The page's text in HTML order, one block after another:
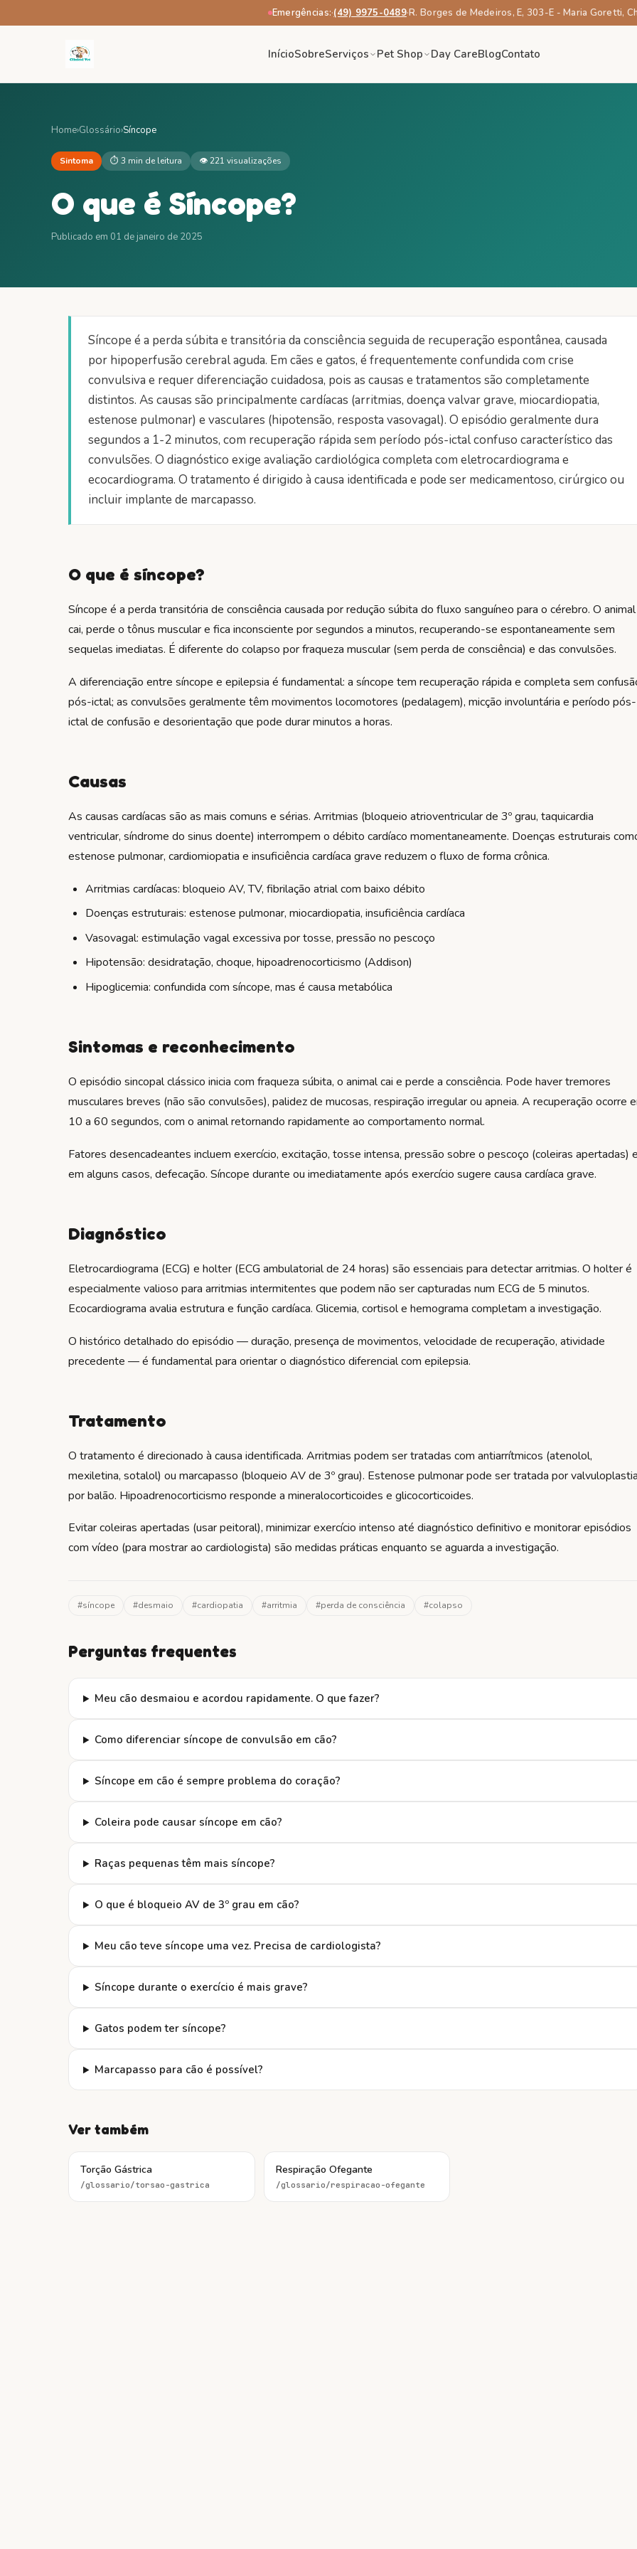
Emergências:·(49) 9975-0489·R. Borges de Medeiros, E, 303-E - Maria Goretti,
InícioSobreServiços Pet Shop Day CareBlogContato
Home›Glossário›Síncope
Sintoma ⏱ 3 min de leitura 👁221 visualizações
O que é Síncope?
Publicado em 01 de janeiro de 2025
Síncope é a perda súbita e transitória da consciência seguida de recuperação espontânea, causada
por hipoperfusão cerebral aguda. Em cães e gatos, é frequentemente confundida com crise
convulsiva e requer diferenciação cuidadosa, pois as causas e tratamentos são completamente
distintos. As causas são principalmente cardíacas (arritmias, doença valvar grave, miocardiopatia,
estenose pulmonar) e vasculares (hipotensão, resposta vasovagal). O episódio geralmente dura
segundos a 1-2 minutos, com recuperação rápida sem período pós-ictal confuso característico das
convulsões. O diagnóstico exige avaliação cardiológica completa com eletrocardiograma e
ecocardiograma. O tratamento é dirigido à causa identificada e pode ser medicamentoso, cirúrgico ou
incluir implante de marcapasso.
O que é síncope?
Síncope é a perda transitória de consciência causada por redução súbita do fluxo sanguíneo para o cérebro. O animal
cai, perde o tônus muscular e fica inconsciente por segundos a minutos, recuperando-se espontaneamente sem
sequelas imediatas. É diferente do colapso por fraqueza muscular (sem perda de consciência) e das convulsões.
A diferenciação entre síncope e epilepsia é fundamental: a síncope tem recuperação rápida e completa sem
pós-ictal; as convulsões geralmente têm movimentos locomotores (pedalagem), micção involuntária e período pós-
ictal de confusão e desorientação que pode durar minutos a horas.
Causas
As causas cardíacas são as mais comuns e sérias. Arritmias (bloqueio atrioventricular de 3º grau, taquicardia
ventricular, síndrome do sinus doente) interrompem o débito cardíaco momentaneamente. Doenças estruturais
estenose pulmonar, cardiomiopatia e insuficiência cardíaca grave reduzem o fluxo de forma crônica.
Arritmias cardíacas: bloqueio AV, TV, fibrilação atrial com baixo débito
Doenças estruturais: estenose pulmonar, miocardiopatia, insuficiência cardíaca
Vasovagal: estimulação vagal excessiva por tosse, pressão no pescoço
Hipotensão: desidratação, choque, hipoadrenocorticismo (Addison)
Hipoglicemia: confundida com síncope, mas é causa metabólica
Sintomas e reconhecimento
O episódio sincopal clássico inicia com fraqueza súbita, o animal cai e perde a consciência. Pode haver tremores
musculares breves (não são convulsões), palidez de mucosas, respiração irregular ou apneia. A recuperação ocorre
10 a 60 segundos, com o animal retornando rapidamente ao comportamento normal.
Fatores desencadeantes incluem exercício, excitação, tosse intensa, pressão sobre o pescoço (coleiras apertadas)
em alguns casos, defecação. Síncope durante ou imediatamente após exercício sugere causa cardíaca grave.
Diagnóstico
Eletrocardiograma (ECG) e holter (ECG ambulatorial de 24 horas) são essenciais para detectar arritmias. O holter é
especialmente valioso para arritmias intermitentes que podem não ser capturadas num ECG de 5 minutos.
Ecocardiograma avalia estrutura e função cardíaca. Glicemia, cortisol e hemograma completam a investigação.
O histórico detalhado do episódio — duração, presença de movimentos, velocidade de recuperação, atividade
precedente — é fundamental para orientar o diagnóstico diferencial com epilepsia.
Tratamento
O tratamento é direcionado à causa identificada. Arritmias podem ser tratadas com antiarrítmicos (atenolol,
mexiletina, sotalol) ou marcapasso (bloqueio AV de 3º grau). Estenose pulmonar pode ser tratada por
por balão. Hipoadrenocorticismo responde a mineralocorticoides e glicocorticoides.
Evitar coleiras apertadas (usar peitoral), minimizar exercício intenso até diagnóstico definitivo e monitorar episódios
com vídeo (para mostrar ao cardiologista) são medidas práticas enquanto se aguarda a investigação.
#síncope #desmaio #cardiopatia #arritmia #perda de consciência #colapso
Perguntas frequentes
Meu cão desmaiou e acordou rapidamente. O que fazer?
Como diferenciar síncope de convulsão em cão?
Síncope em cão é sempre problema do coração?
Coleira pode causar síncope em cão?
Raças pequenas têm mais síncope?
O que é bloqueio AV de 3º grau em cão?
Meu cão teve síncope uma vez. Precisa de cardiologista?
Síncope durante o exercício é mais grave?
Gatos podem ter síncope?
Marcapasso para cão é possível?
Ver também
Torção Gástrica
/glossario/torsao-gastrica
Respiração Ofegante
/glossario/respiracao-ofegante